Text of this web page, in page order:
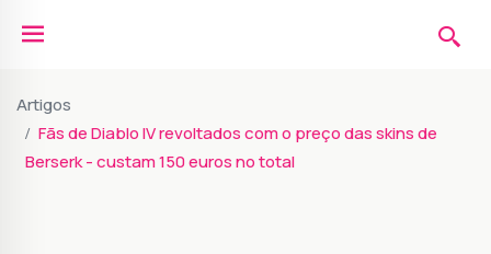
Artigos
Fãs de Diablo IV revoltados com o preço das skins de
Berserk - custam 150 euros no total